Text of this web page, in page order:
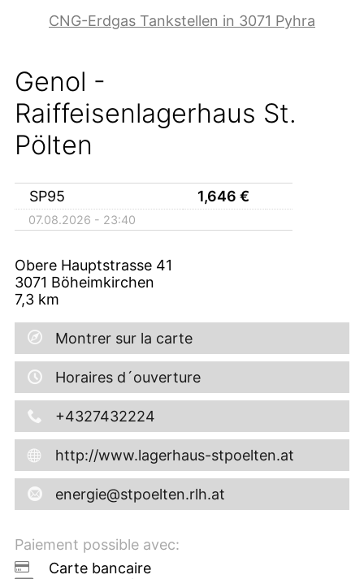
CNG-Erdgas Tankstellen in 3071 Pyhra
Genol -
Raiffeisenlagerhaus St.
Pölten
SP95 1,646 €
07.08.2026 - 23:40
Obere Hauptstrasse 41
3071 Böheimkirchen
7,3 km
Montrer sur la carte
Horaires d´ouverture
+4327432224
http://www.lagerhaus-stpoelten.at
energie@stpoelten.rlh.at
Paiement possible avec:
Carte bancaire